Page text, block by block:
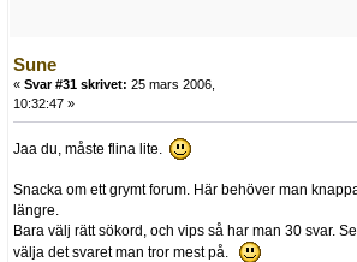
Sune
« Svar #31 skrivet: 25 mars 2006,
10:32:47 »
Jaa du, måste flina lite.
Snacka om ett grymt forum. Här behöver man
längre.
Bara välj rätt sökord, och vips så har man 30 svar.
välja det svaret man tror mest på.